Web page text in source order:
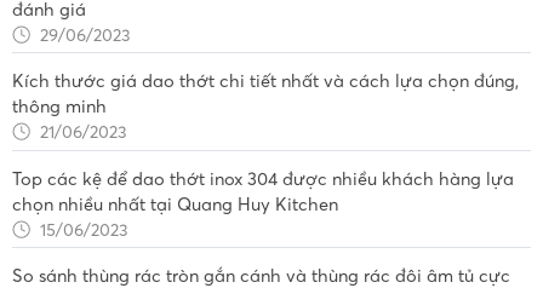
đánh giá
29/06/2023
Kích thước giá dao thớt chi tiết nhất và cách lựa chọn đúng,
thông minh
21/06/2023
Top các kệ để dao thớt inox 304 được nhiều khách hàng lựa
chọn nhiều nhất tại Quang Huy Kitchen
15/06/2023
So sánh thùng rác tròn gắn cánh và thùng rác đôi âm tủ cực